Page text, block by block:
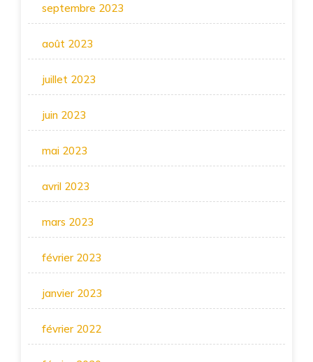
septembre 2023
août 2023
juillet 2023
juin 2023
mai 2023
avril 2023
mars 2023
février 2023
janvier 2023
février 2022